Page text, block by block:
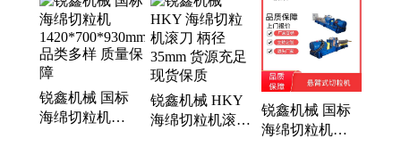
锐鑫机械 国标
海绵切粒机
锐鑫机械 HKY
海绵切粒机滚刀
锐鑫机械 国标
海绵切粒机